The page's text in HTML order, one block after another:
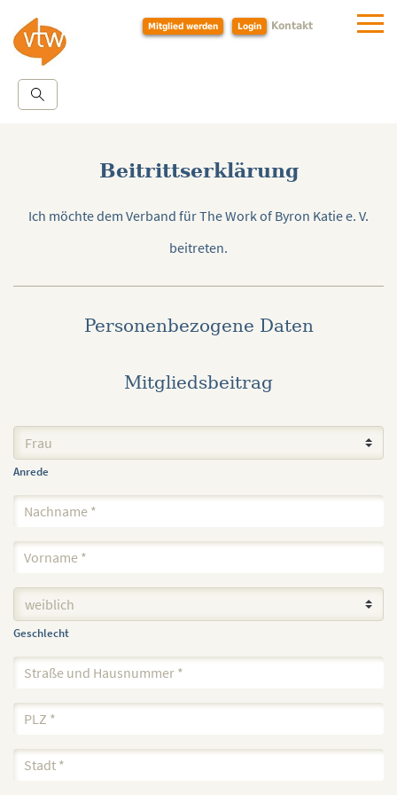
Mitglied werden Login Kontakt
Beitrittserklärung
Ich möchte dem Verband für The Work of Byron Katie e. V.
beitreten.
Personenbezogene Daten
Mitgliedsbeitrag
Anrede
Geschlecht